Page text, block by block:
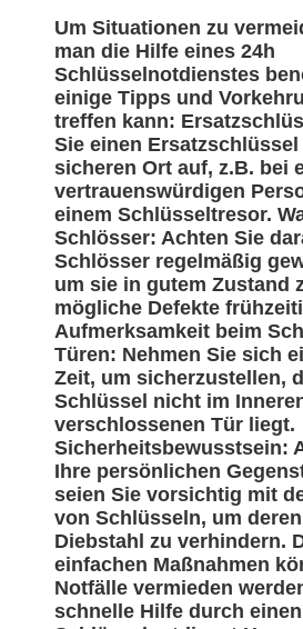
Um Situationen zu
man die Hilfe eines 24h
Schlüsselnotdienstes
einige Tipps und
treffen kann:
Sie einen Ersatzschlüssel
sicheren Ort auf, z.B. bei
vertrauenswürdigen
einem Schlüsseltresor.
Schlösser: Achten Sie
Schlösser regelmäßig
um sie in gutem Zustand
mögliche Defekte
Aufmerksamkeit beim
Türen: Nehmen Sie sich
Zeit, um sicherzustellen,
Schlüssel nicht im
verschlossenen Tür liegt.
Sicherheitsbewusstsein:
Ihre persönlichen
seien Sie vorsichtig mit
von Schlüsseln, um
Diebstahl zu verhindern.
einfachen Maßnahmen
Notfälle vermieden
schnelle Hilfe durch